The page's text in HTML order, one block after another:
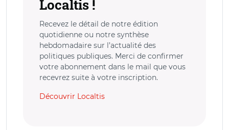
Localtis !
Recevez le détail de notre édition
quotidienne ou notre synthèse
hebdomadaire sur l’actualité des
politiques publiques. Merci de confirmer
votre abonnement dans le mail que vous
recevrez suite à votre inscription.
Découvrir Localtis